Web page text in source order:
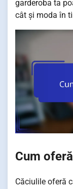
garderoba ta
cât și moda în
Cum
Căciulile oferă